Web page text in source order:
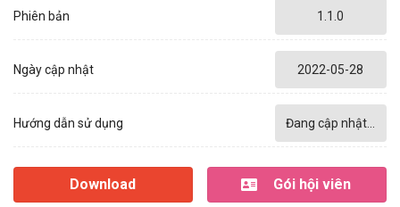
Phiên bản 1.1.0
Ngày cập nhật 2022-05-28
Hướng dẫn sử dụng Đang cập nhật...
Download Gói hội viên